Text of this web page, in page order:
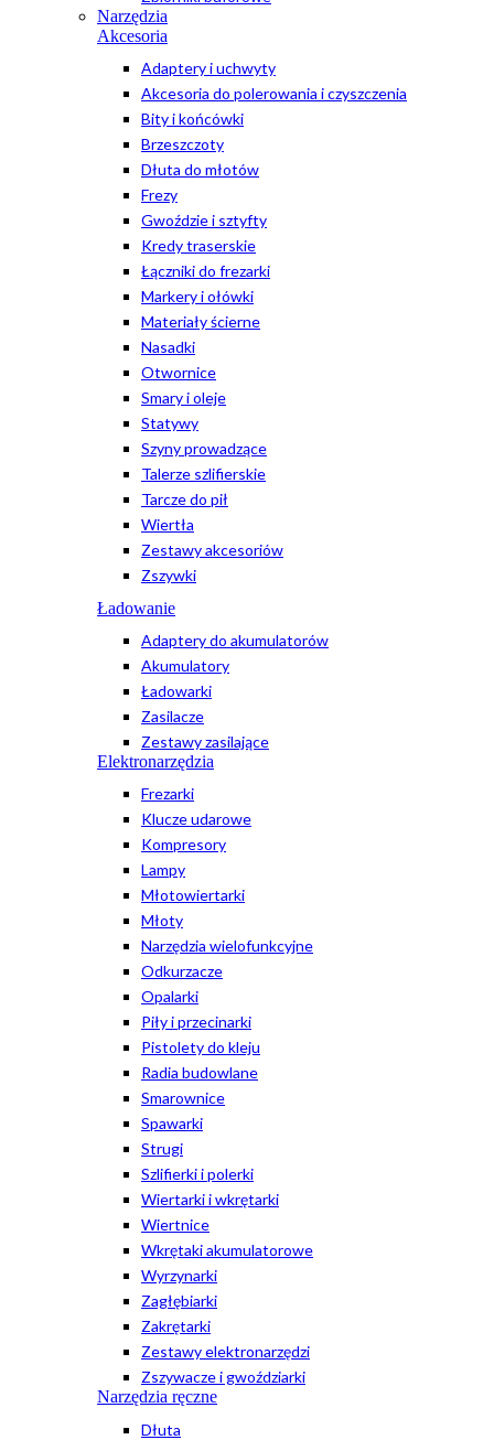
Narzędzia
Akcesoria
Adaptery i uchwyty
Akcesoria do polerowania i czyszczenia
Bity i końcówki
Brzeszczoty
Dłuta do młotów
Frezy
Gwoździe i sztyfty
Kredy traserskie
Łączniki do frezarki
Markery i ołówki
Materiały ścierne
Nasadki
Otwornice
Smary i oleje
Statywy
Szyny prowadzące
Talerze szlifierskie
Tarcze do pił
Wiertła
Zestawy akcesoriów
Zszywki
Ładowanie
Adaptery do akumulatorów
Akumulatory
Ładowarki
Zasilacze
Zestawy zasilające
Elektronarzędzia
Frezarki
Klucze udarowe
Kompresory
Lampy
Młotowiertarki
Młoty
Narzędzia wielofunkcyjne
Odkurzacze
Opalarki
Piły i przecinarki
Pistolety do kleju
Radia budowlane
Smarownice
Spawarki
Strugi
Szlifierki i polerki
Wiertarki i wkrętarki
Wiertnice
Wkrętaki akumulatorowe
Wyrzynarki
Zagłębiarki
Zakrętarki
Zestawy elektronarzędzi
Zszywacze i gwoździarki
Narzędzia ręczne
Dłuta